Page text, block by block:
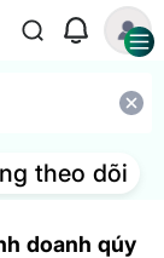
theo dõi
doanh qúy